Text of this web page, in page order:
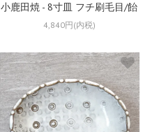
小鹿田焼 - 8寸皿 フチ刷毛目/飴
4,840円(内税)